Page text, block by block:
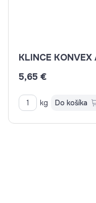
5,65 €
kg Do košíka